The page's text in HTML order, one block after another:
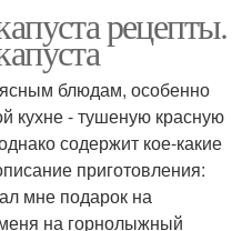
рецепты.
блюдам, особенно
кухне - тушеную красную
содержит кое-какие
приготовления:
мне подарок на
на горнолыжный